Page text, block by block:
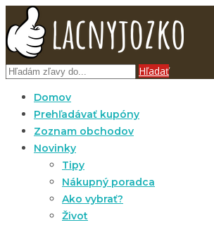
Hľadať
Domov
Prehľadávať kupóny
Zoznam obchodov
Novinky
Tipy
Nákupný poradca
Ako vybrať?
Život